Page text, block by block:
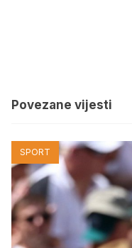
Povezane vijesti
SPORT